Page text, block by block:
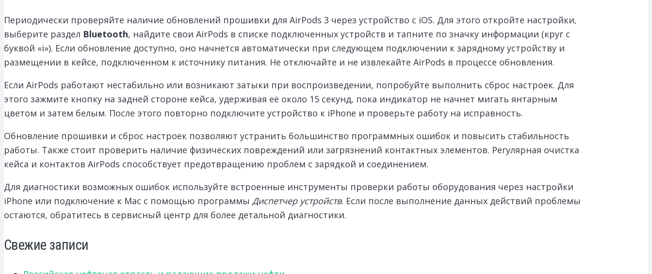
Периодически проверяйте наличие обновлений прошивки для AirPods 3 через устройство с iOS. Для этого откройте настройки,
выберите раздел Bluetooth, найдите свои AirPods в списке подключенных устройств и тапните по значку информации (круг с
буквой «i»). Если обновление доступно, оно начнется автоматически при следующем подключении к зарядному устройству и
размещении в кейсе, подключенном к источнику питания. Не отключайте и не извлекайте AirPods в процессе обновления.
Если AirPods работают нестабильно или возникают затыки при воспроизведении, попробуйте выполнить сброс настроек. Для
этого зажмите кнопку на задней стороне кейса, удерживая её около 15 секунд, пока индикатор не начнет мигать янтарным
цветом и затем белым. После этого повторно подключите устройство к iPhone и проверьте работу на исправность.
Обновление прошивки и сброс настроек позволяют устранить большинство программных ошибок и повысить стабильность
работы. Также стоит проверить наличие физических повреждений или загрязнений контактных элементов. Регулярная очистка
кейса и контактов AirPods способствует предотвращению проблем с зарядкой и соединением.
Для диагностики возможных ошибок используйте встроенные инструменты проверки работы оборудования через настройки
iPhone или подключение к Mac с помощью программы Диспетчер устройств. Если после выполнение данных действий проблемы
остаются, обратитесь в сервисный центр для более детальной диагностики.
Свежие записи